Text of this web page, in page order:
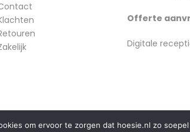
Offerte
Digitale
om ervoor te zorgen dat hoesie.nl zo